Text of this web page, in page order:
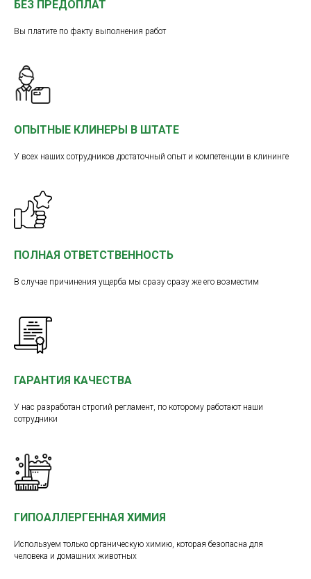
БЕЗ ПРЕДОПЛАТ
Вы платите по факту выполнения работ
ОПЫТНЫЕ КЛИНЕРЫ В ШТАТЕ
У всех наших сотрудников достаточный опыт и компетенции в клининге
ПОЛНАЯ ОТВЕТСТВЕННОСТЬ
В случае причинения ущерба мы сразу сразу же его возместим
ГАРАНТИЯ КАЧЕСТВА
У нас разработан строгий регламент, по которому работают наши
сотрудники
ГИПОАЛЛЕРГЕННАЯ ХИМИЯ
Используем только органическую химию, которая безопасна для
человека и домашних животных